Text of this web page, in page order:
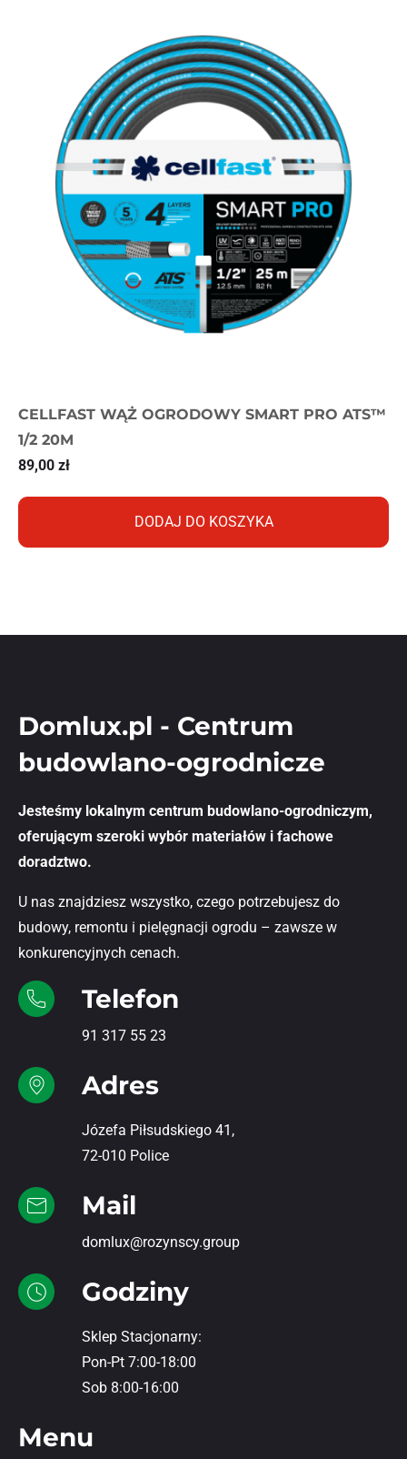
CELLFAST WĄŻ OGRODOWY SMART PRO ATS™
1/2 20M
89,00 zł
DODAJ DO KOSZYKA
Domlux.pl - Centrum
budowlano-ogrodnicze
Jesteśmy lokalnym centrum budowlano-ogrodniczym,
oferującym szeroki wybór materiałów i fachowe
doradztwo.
U nas znajdziesz wszystko, czego potrzebujesz do
budowy, remontu i pielęgnacji ogrodu – zawsze w
konkurencyjnych cenach.
Telefon
91 317 55 23
Adres
Józefa Piłsudskiego 41,
72-010 Police
Mail
domlux@rozynscy.group
Godziny
Sklep Stacjonarny:
Pon-Pt 7:00-18:00
Sob 8:00-16:00
Menu